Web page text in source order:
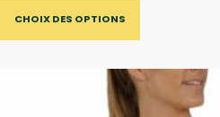
CHOIX DES OPTIONS